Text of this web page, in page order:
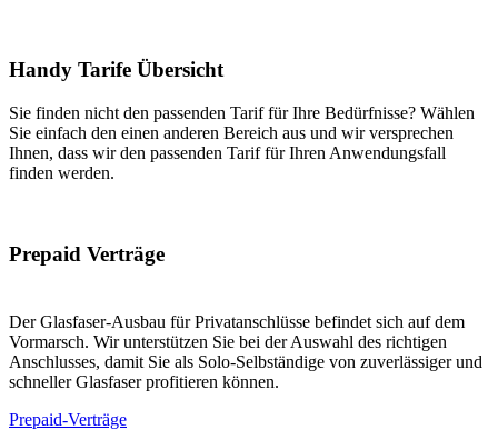
Handy Tarife Übersicht
Sie finden nicht den passenden Tarif für Ihre Bedürfnisse? Wählen
Sie einfach den einen anderen Bereich aus und wir versprechen
Ihnen, dass wir den passenden Tarif für Ihren Anwendungsfall
finden werden.
Prepaid Verträge
Der Glasfaser-Ausbau für Privatanschlüsse befindet sich auf dem
Vormarsch. Wir unterstützen Sie bei der Auswahl des richtigen
Anschlusses, damit Sie als Solo-Selbständige von zuverlässiger und
schneller Glasfaser profitieren können.
Prepaid-Verträge